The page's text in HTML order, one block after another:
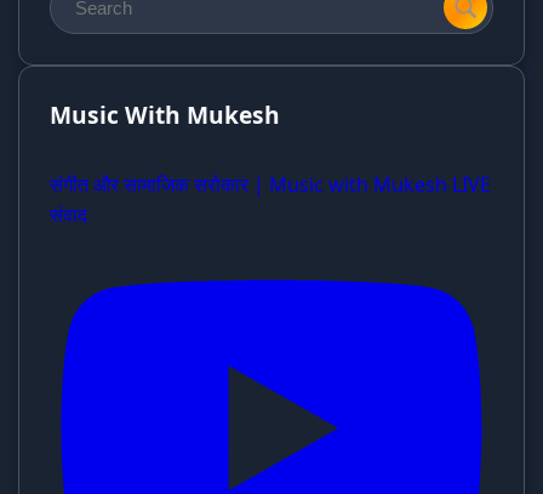
Music With Mukesh
संगीत और सामाजिक सरोकार | Music with Mukesh LIVE
संवाद